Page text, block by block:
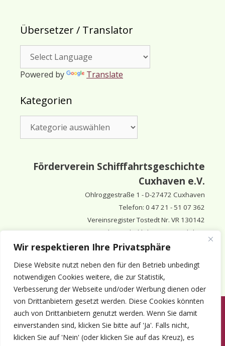
Wir respektieren Ihre Privatsphäre
Diese Website nutzt neben den für den Betrieb unbedingt
notwendigen Cookies weitere, die zur Statistik,
Verbesserung der Webseite und/oder Werbung dienen oder
von Drittanbietern gesetzt werden. Diese Cookies könnten
auch von Drittanbietern genutzt werden. Wenn Sie damit
einverstanden sind, klicken Sie bitte auf 'Ja'. Falls nicht,
klicken Sie auf 'Nein' (oder klicken Sie auf das Kreuz), es
Übersetzer / Translator
Powered by Translate
Kategorien
Förderverein Schifffahrtsgeschichte
Cuxhaven e.V.
Ohlroggestraße 1 - D-27472 Cuxhaven
Telefon: 0 47 21 - 51 07 362
Vereinsregister Tostedt Nr. VR 130142
Vorsitzender & inhaltlich Verantwortlicher:
Horst Huthsfeldt
Stellv. Vorsitzender: Eberhard Hewicker
Anmelden Aktuelles Termine Mitgliedschaft
Kontakt
© 1980-2026 Förderverein Schifffahrtsgeschichte Cuxhaven e.V. · ©
2022-2026 made and supported by Intercura